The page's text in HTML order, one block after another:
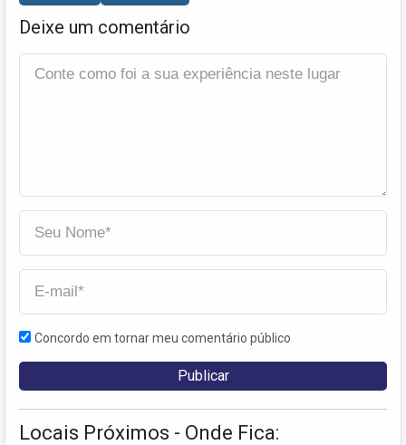
Deixe um comentário
Concordo em tornar meu comentário público
Locais Próximos - Onde Fica: